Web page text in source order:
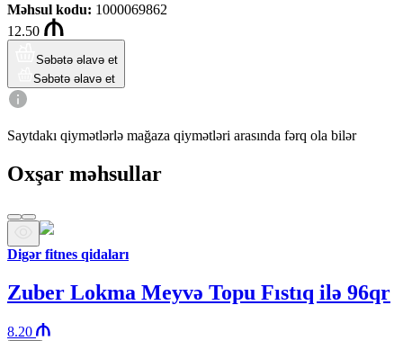
Məhsul kodu: 1000069862
12.50
Səbətə əlavə et
Səbətə əlavə et
Saytdakı qiymətlərlə mağaza qiymətləri arasında fərq ola bilər
Oxşar məhsullar
Digər fitnes qidaları
Zuber Lokma Meyvə Topu Fıstıq ilə 96qr
8.20